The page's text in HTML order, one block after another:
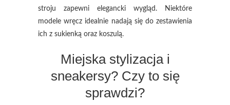
stroju zapewni elegancki wygląd. Niektóre
modele wręcz idealnie nadają się do zestawienia
ich z sukienką oraz koszulą.
Miejska stylizacja i
sneakersy? Czy to się
sprawdzi?